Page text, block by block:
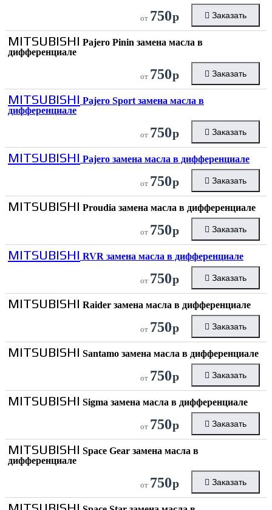
от 750р Заказать
MITSUBISHI Pajero Pinin замена масла в
дифференциале
от 750р Заказать
MITSUBISHI Pajero Sport замена масла в
дифференциале
от 750р Заказать
MITSUBISHI Pajero замена масла в дифференциале
от 750р Заказать
MITSUBISHI Proudia замена масла в дифференциале
от 750р Заказать
MITSUBISHI RVR замена масла в дифференциале
от 750р Заказать
MITSUBISHI Raider замена масла в дифференциале
от 750р Заказать
MITSUBISHI Santamo замена масла в дифференциале
от 750р Заказать
MITSUBISHI Sigma замена масла в дифференциале
от 750р Заказать
MITSUBISHI Space Gear замена масла в
дифференциале
от 750р Заказать